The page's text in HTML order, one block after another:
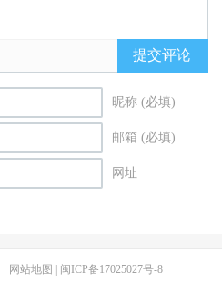
提交评论
昵称 (必填)
邮箱 (必填)
网址
网站地图 闽ICP备17025027号-8